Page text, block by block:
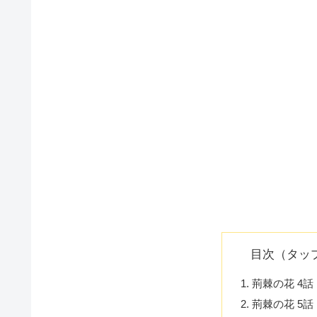
目次（タッ
荊棘の花 4話
荊棘の花 5話